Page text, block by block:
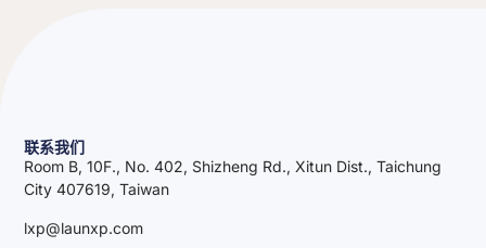
联系我们
Room B, 10F., No. 402, Shizheng Rd., Xitun Dist., Taichung
City 407619, Taiwan
lxp@launxp.com